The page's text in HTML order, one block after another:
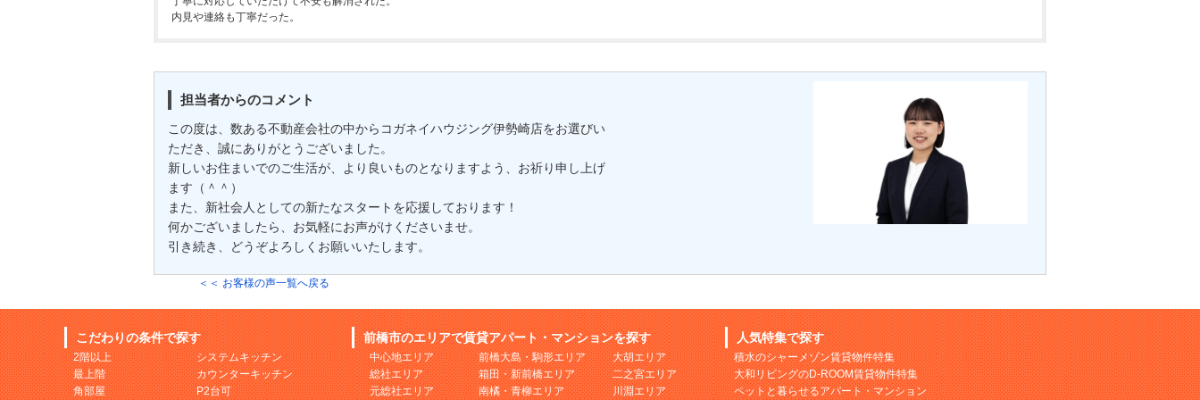
内見や連絡も丁寧だった。
担当者からのコメント
この度は、数ある不動産会社の中からコガネイハウジング伊勢崎店をお選びい
ただき、誠にありがとうございました。
新しいお住まいでのご生活が、より良いものとなりますよう、お祈り申し上げ
ます（＾＾）
また、新社会人としての新たなスタートを応援しております！
何かございましたら、お気軽にお声がけくださいませ。
引き続き、どうぞよろしくお願いいたします。
＜＜ お客様の声一覧へ戻る
こだわりの条件で探す
2階以上
最上階
角部屋
システムキッチン
カウンターキッチン
P2台可
前橋市のエリアで賃貸アパート・マンションを探す
中心地エリア
総社エリア
元総社エリア
前橋大島・駒形エリア
箱田・新前橋エリア
南橘・青柳エリア
大胡エリア
二之宮エリア
川淵エリア
人気特集で探す
積水のシャーメゾン賃貸物件特集
大和リビングのD-ROOM賃貸物件特集
ペットと暮らせるアパート・マンション